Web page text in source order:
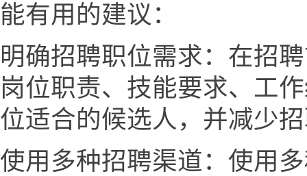
能有用的建议：
明确招聘职位需求：在招
岗位职责、技能要求、工
位适合的候选人，并减少
使用多种招聘渠道：使用